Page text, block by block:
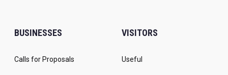
BUSINESSES
Calls for Proposals
VISITORS
Useful